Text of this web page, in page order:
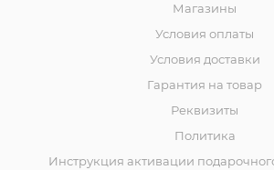
Магазины
Условия оплаты
Условия доставки
Гарантия на товар
Реквизиты
Политика
Инструкция активации